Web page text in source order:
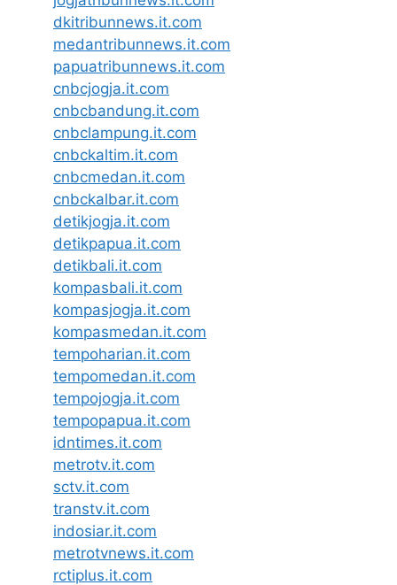
dkitribunnews.it.com
medantribunnews.it.com
papuatribunnews.it.com
cnbcjogja.it.com
cnbcbandung.it.com
cnbclampung.it.com
cnbckaltim.it.com
cnbcmedan.it.com
cnbckalbar.it.com
detikjogja.it.com
detikpapua.it.com
detikbali.it.com
kompasbali.it.com
kompasjogja.it.com
kompasmedan.it.com
tempoharian.it.com
tempomedan.it.com
tempojogja.it.com
tempopapua.it.com
idntimes.it.com
metrotv.it.com
sctv.it.com
transtv.it.com
indosiar.it.com
metrotvnews.it.com
rctiplus.it.com